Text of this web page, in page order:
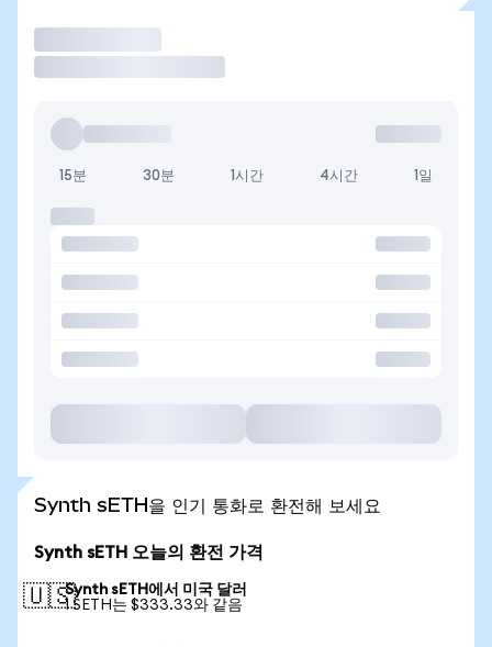
15분 30분 1시간 4시간 1일
Synth sETH을 인기 통화로 환전해 보세요
Synth sETH 오늘의 환전 가격
🇺🇸Synth sETH에서 미국 달러
1 SETH는 $333.33와 같음